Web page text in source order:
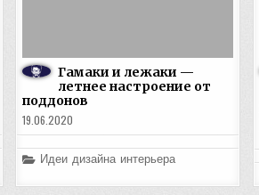
Гамаки и лежаки —
летнее настроение от
поддонов
19.06.2020
Posted
in
Идеи дизайна интерьера